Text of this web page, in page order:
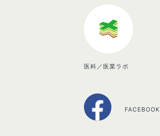
医科／医業ラボ
FACEBOOK